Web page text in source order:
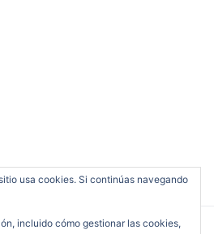
usa cookies. Si continúas navegando
incluido cómo gestionar las cookies,